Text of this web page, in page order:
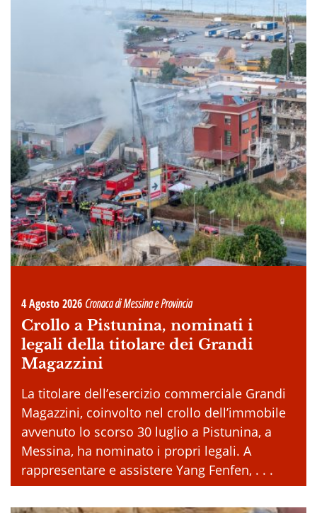
4 Agosto 2026 Cronaca di Messina e Provincia
Crollo a Pistunina, nominati i
legali della titolare dei Grandi
Magazzini
La titolare dell’esercizio commerciale Grandi
Magazzini, coinvolto nel crollo dell’immobile
avvenuto lo scorso 30 luglio a Pistunina, a
Messina, ha nominato i propri legali. A
rappresentare e assistere Yang Fenfen, . . .